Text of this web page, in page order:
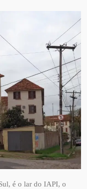
é o lar do IAPI, o